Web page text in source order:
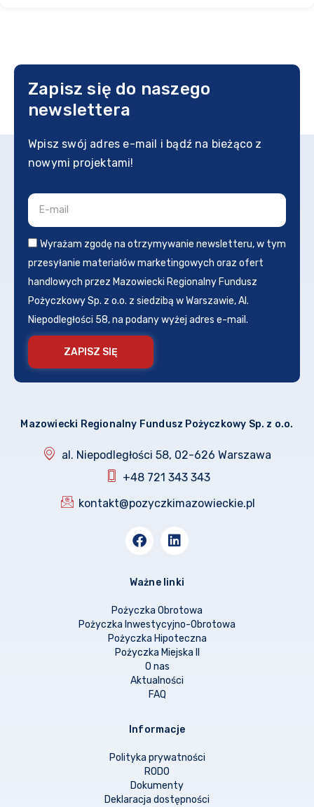
Zapisz się do naszego
newslettera
Wpisz swój adres e-mail i bądź na bieżąco z
nowymi projektami!
Wyrażam zgodę na otrzymywanie newsletteru, w tym
przesyłanie materiałów marketingowych oraz ofert
handlowych przez Mazowiecki Regionalny Fundusz
Pożyczkowy Sp. z o.o. z siedzibą w Warszawie, Al.
Niepodległości 58, na podany wyżej adres e-mail.
ZAPISZ SIĘ
Mazowiecki Regionalny Fundusz Pożyczkowy Sp. z o.o.
al. Niepodległości 58, 02-626 Warszawa
+48 721 343 343
kontakt@pozyczkimazowieckie.pl
Ważne linki
Pożyczka Obrotowa
Pożyczka Inwestycyjno-Obrotowa
Pożyczka Hipoteczna
Pożyczka Miejska II
O nas
Aktualności
FAQ
Informacje
Polityka prywatności
RODO
Dokumenty
Deklaracja dostępności